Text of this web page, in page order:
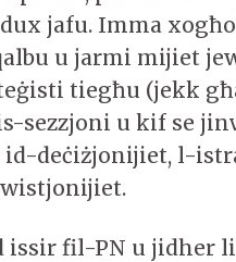
jafu. Imma
u jarmi mijiet
tiegħu (jekk
sezzjoni u kif se
deċiżjonijiet, l-
issir fil-PN u jidher